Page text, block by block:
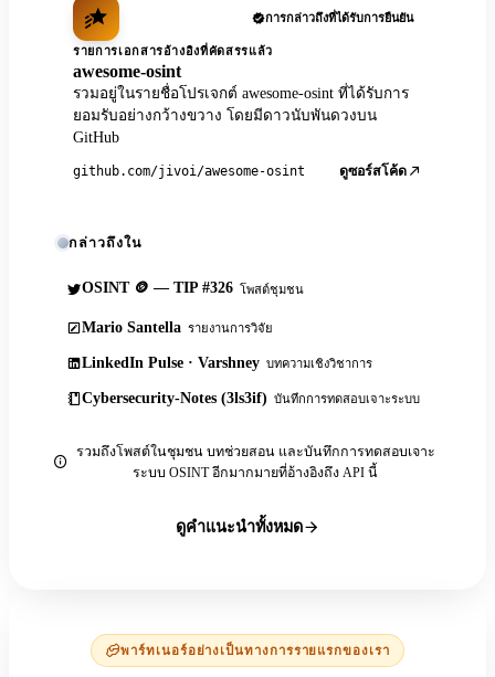
การกล่าวถึงที่ได้รับการยืนยัน
รายการเอกสารอ้างอิงที่คัดสรรแล้ว
awesome-osint
รวมอยู่ในรายชื่อโปรเจกต์ awesome-osint ที่ได้รับการ
ยอมรับอย่างกว้างขวาง โดยมีดาวนับพันดวงบน
GitHub
github.com/jivoi/awesome-osint ดูซอร์สโค้ด
กล่าวถึงใน
OSINT 🪙 — TIP #326 โพสต์ชุมชน
Mario Santella รายงานการวิจัย
LinkedIn Pulse · Varshney บทความเชิงวิชาการ
Cybersecurity-Notes (3ls3if) บันทึกการทดสอบเจาะระบบ
รวมถึงโพสต์ในชุมชน บทช่วยสอน และบันทึกการทดสอบเจาะ
ระบบ OSINT อีกมากมายที่อ้างอิงถึง API นี้
ดูคำแนะนำทั้งหมด
พาร์ทเนอร์อย่างเป็นทางการรายแรกของเรา